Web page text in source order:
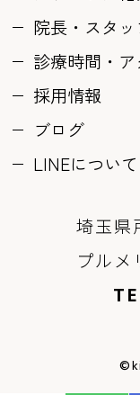
院長・スタ
診療時間・ア
採用情報
ブログ
LINEについて
埼玉県
プルメ